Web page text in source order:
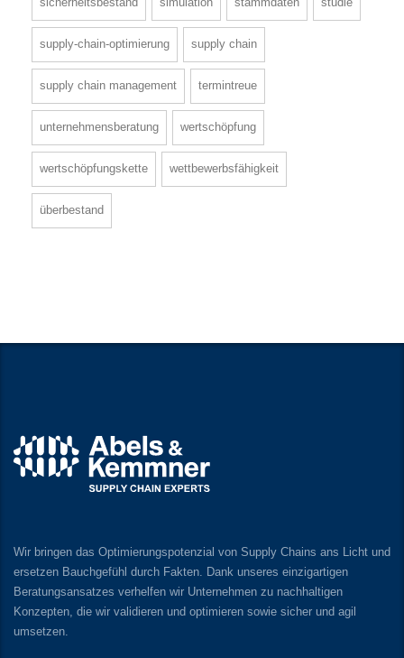
supply-chain-optimierung supply chain
supply chain management termintreue
unternehmensberatung wertschöpfung
wertschöpfungskette wettbewerbsfähigkeit
überbestand
Wir bringen das Optimierungspotenzial von Supply Chains ans Licht und
ersetzen Bauchgefühl durch Fakten. Dank unseres einzigartigen
Beratungsansatzes verhelfen wir Unternehmen zu nachhaltigen
Konzepten, die wir validieren und optimieren sowie sicher und agil
umsetzen.